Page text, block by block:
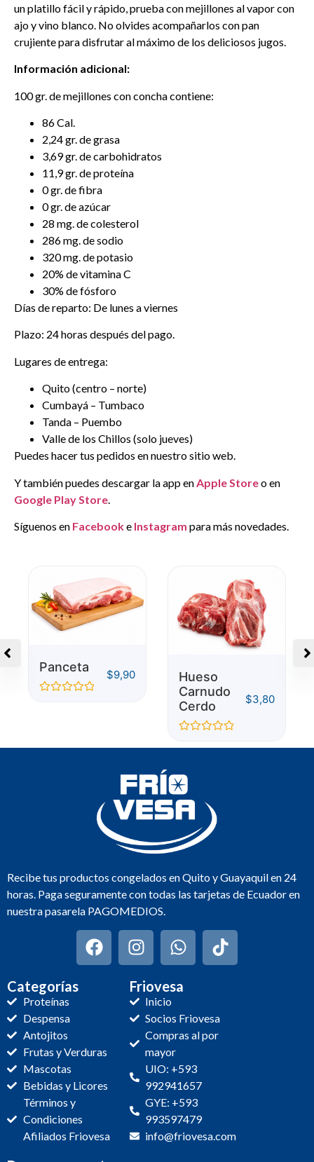
un platillo fácil y rápido, prueba con mejillones al vapor con
ajo y vino blanco. No olvides acompañarlos con pan
crujiente para disfrutar al máximo de los deliciosos jugos.
Información adicional:
100 gr. de mejillones con concha contiene:
86 Cal.
2,24 gr. de grasa
3,69 gr. de carbohidratos
11,9 gr. de proteína
0 gr. de fibra
0 gr. de azúcar
28 mg. de colesterol
286 mg. de sodio
320 mg. de potasio
20% de vitamina C
30% de fósforo
Días de reparto: De lunes a viernes
Plazo: 24 horas después del pago.
Lugares de entrega:
Quito (centro – norte)
Cumbayá – Tumbaco
Tanda – Puembo
Valle de los Chillos (solo jueves)
Puedes hacer tus pedidos en nuestro sitio web.
Y también puedes descargar la app en Apple Storeo en
Google Play Store
Síguenos en Facebooke Instagram para más novedades.
Panceta
$9,90
Hueso
Carnudo
Cerdo
con
5
$3,80
Recibe tus productos congelados en Quito y Guayaquil en 24
horas. Paga seguramente con todas las tarjetas de Ecuador en
nuestra pasarela PAGOMEDIOS.
Categorías
Proteínas
Despensa
Antojitos
Frutas y Verduras
Mascotas
Bebidas y Licores
Términos y
Condiciones
Afiliados Friovesa
Friovesa
Inicio
Socios Friovesa
Compras al por
mayor
UIO: +593
992941657
GYE: +593
993597479
info@friovesa.com